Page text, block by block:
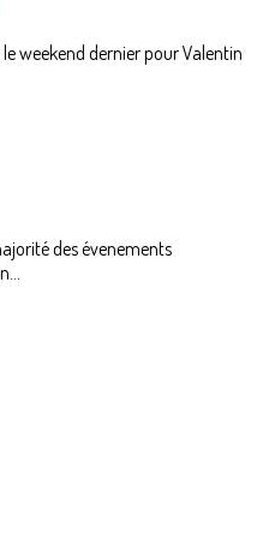
weekend dernier pour Valentin
des évenements